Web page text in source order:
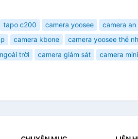
tapo c200 camera yoosee camera an
camera kbone camera yoosee thẻ
trời camera giám sát
camera